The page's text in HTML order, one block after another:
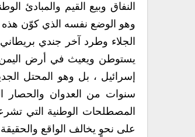
النفاق وبيع القيم والمبادئ
يستوطن ويعيث في أرض اليمن
إسرائيل ، بل وهو المحتل
سنوات من العدوان والحصار
المصطلحات الوطنية التي
على نحوٍ يخالف الواقع